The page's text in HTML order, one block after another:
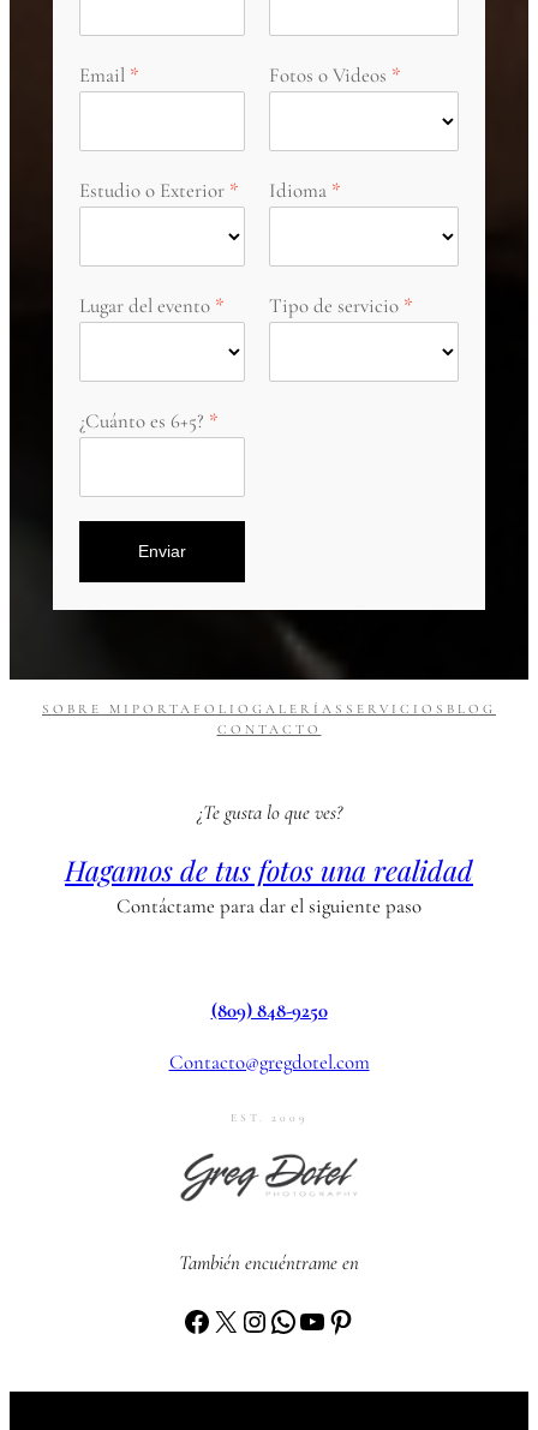
Email Fotos o Videos
Estudio o Exterior Idioma
Lugar del evento Tipo de servicio
¿Cuánto es 6+5?
Enviar
SOBRE MI PORTAFOLIO GALERÍAS SERVICIOS BLOG
CONTACTO
¿Te gusta lo que ves?
Hagamos de tus fotos una realidad
Contáctame para dar el siguiente paso
(809) 848-9250
Contacto@gregdotel.com
EST. 2009
También encuéntrame en
Facebook X Instagram WhatsApp YouTube Pinterest